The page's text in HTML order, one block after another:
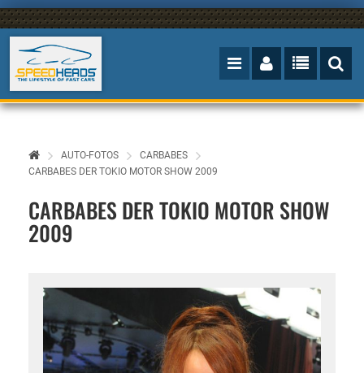
AUTO-FOTOS
CARBABES
CARBABES DER TOKIO MOTOR SHOW 2009
CARBABES DER TOKIO MOTOR SHOW
2009